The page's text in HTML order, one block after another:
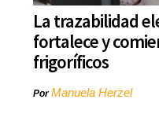
La trazabilidad
fortalece y
frigoríficos
PorManuela Herzel